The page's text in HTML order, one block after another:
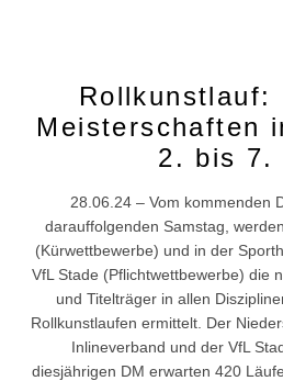
Rollkunstlauf:
Meisterschaften
2. bis 7.
28.06.24 – Vom kommenden
darauffolgenden Samstag,
(Kürwettbewerbe) und in der
VfL Stade (Pflichtwettbewerbe) die
und Titelträger in allen
Rollkunstlaufen ermittelt. Der
Inlineverband und der VfL
diesjährigen DM erwarten 420